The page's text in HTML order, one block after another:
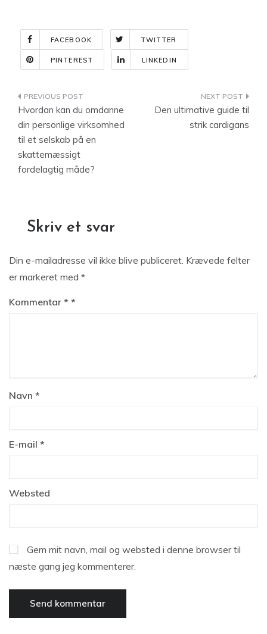
FACEBOOK TWITTER
PINTEREST LINKEDIN
Indlægsnavigation
Hvordan kan du omdanne
din personlige virksomhed
til et selskab på en
skattemæssigt
fordelagtig måde?
Den ultimative guide til
strik cardigans
Skriv et svar
Din e-mailadresse vil ikke blive publiceret. Krævede felter
er markeret med *
Kommentar *
Navn *
E-mail *
Websted
Gem mit navn, mail og websted i denne browser til
næste gang jeg kommenterer.